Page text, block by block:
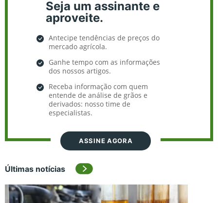
Seja um assinante e
aproveite.
Antecipe tendências de preços do
mercado agrícola.
Ganhe tempo com as informações
dos nossos artigos.
Receba informação com quem
entende de análise de grãos e
derivados: nosso time de
especialistas.
ASSINE AGORA
Últimas notícias